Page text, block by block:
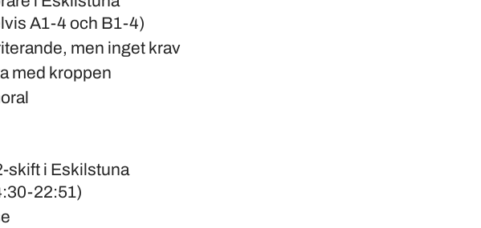
A1-4 och B1-4)
men inget krav
med kroppen
skift i Eskilstuna
22:51)